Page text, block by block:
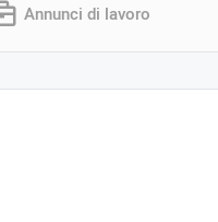
Annunci di lavoro